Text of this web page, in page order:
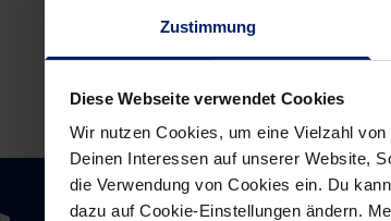
Zustimmung
Diese Webseite verwendet Cookies
Wir nutzen Cookies, um eine Vielzahl
Deinen Interessen auf unserer Website,
die Verwendung von Cookies ein. Du
dazu auf Cookie-Einstellungen ändern.